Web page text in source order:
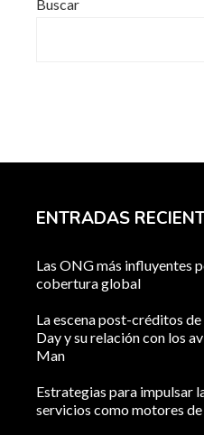
Buscar
ENTRADAS
Las ONG más influyentes
cobertura global
La escena post-créditos
Day y su relación con los
Man
Estrategias para impulsar
servicios como motores